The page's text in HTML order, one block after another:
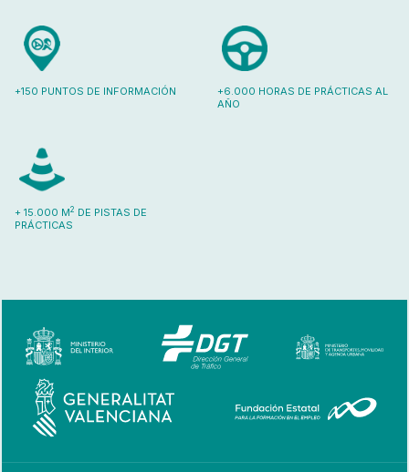
+150 PUNTOS DE INFORMACIÓN
+6.000 HORAS DE PRÁCTICAS AL
AÑO
+ 15.000 M2 DE PISTAS DE
PRÁCTICAS